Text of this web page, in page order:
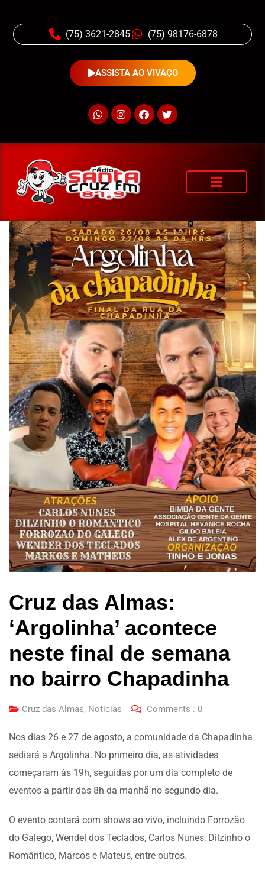
(75) 3621-2845 (75) 98176-6878
ASSISTA AO VIVAÇO
Cruz das Almas:
‘Argolinha’ acontece
neste final de semana
no bairro Chapadinha
Cruz das Almas, Notícias Comments : 0
Nos dias 26 e 27 de agosto, a comunidade da Chapadinha
sediará a Argolinha. No primeiro dia, as atividades
começaram às 19h, seguidas por um dia completo de
eventos a partir das 8h da manhã no segundo dia.
O evento contará com shows ao vivo, incluindo Forrozão
do Galego, Wendel dos Teclados, Carlos Nunes, Dilzinho o
Romântico, Marcos e Mateus, entre outros.